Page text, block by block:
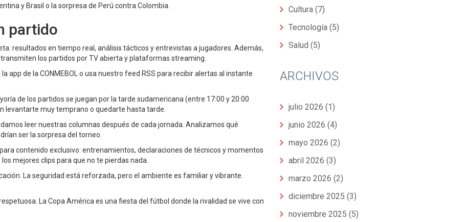
y Brasil o la sorpresa de Perú contra Colombia.
partido
resultados en tiempo real, análisis tácticos y entrevistas a jugadores. Además,
los partidos por TV abierta y plataformas streaming.
app de la CONMEBOL o usa nuestro feed RSS para recibir alertas al instante
de los partidos se juegan por la tarde sudamericana (entre 17:00 y 20:00
levantarte muy temprano o quedarte hasta tarde.
leer nuestras columnas después de cada jornada. Analizamos qué
ser la sorpresa del torneo.
contenido exclusivo: entrenamientos, declaraciones de técnicos y momentos
mejores clips para que no te pierdas nada.
La seguridad está reforzada, pero el ambiente es familiar y vibrante.
La Copa América es una fiesta del fútbol donde la rivalidad se vive con
Cultura (7)
Tecnología (5)
Salud (5)
ARCHIVOS
julio 2026 (1)
junio 2026 (4)
mayo 2026 (2)
abril 2026 (3)
marzo 2026 (2)
diciembre 2025 (3)
noviembre 2025 (5)